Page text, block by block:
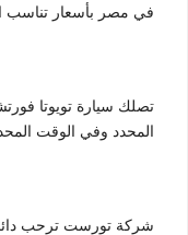
في مصر بأسعار تناسب
تصلك سيارة تويوتا
المحدد وفي الوقت
شركة تورست ترحب دائماً